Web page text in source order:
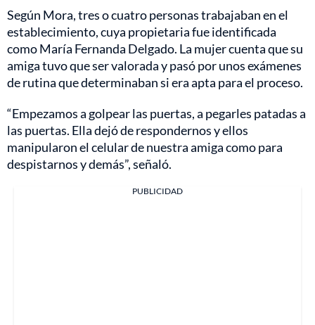
Según Mora, tres o cuatro personas trabajaban en el
establecimiento, cuya propietaria fue identificada
como María Fernanda Delgado. La mujer cuenta que su
amiga tuvo que ser valorada y pasó por unos exámenes
de rutina que determinaban si era apta para el proceso.
“Empezamos a golpear las puertas, a pegarles patadas a
las puertas. Ella dejó de respondernos y ellos
manipularon el celular de nuestra amiga como para
despistarnos y demás”, señaló.
PUBLICIDAD